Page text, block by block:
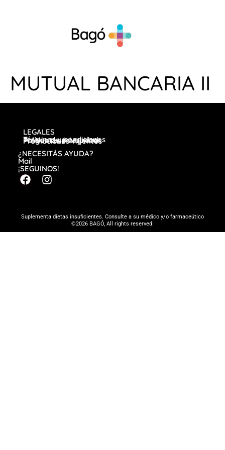
MUTUAL BANCARIA II
LEGALES
Términos y condiciones
Política de privacidad
Preguntas frecuentes
Promociones vigentes
¿NECESITÁS AYUDA?
Mail
¡SEGUINOS!
Suplementa dietas insuficientes. Consulte a su médico y/o farmaceútico
©2026 BAGÓ, All rights reserved.